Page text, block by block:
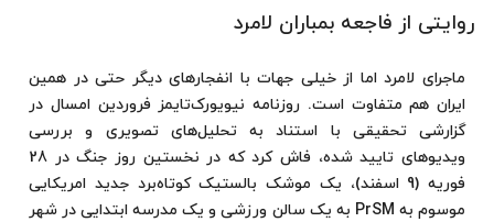
روایتی از فاجعه بمباران لامرد
ماجرای لامرد اما از خیلی جهات با انفجارهای دیگر حتی در همین
ایران هم متفاوت است. روزنامه نیویورک‌تایمز فروردین امسال در
گزارشی تحقیقی با استناد به تحلیل‌های تصویری و بررسی
ویدیوهای تایید شده، فاش کرد که در نخستین روز جنگ در 28
فوریه (9 اسفند)، یک موشک بالستیک کوتاه‌برد جدید امریکایی
موسوم به PrSM به یک سالن ورزشی و یک مدرسه ابتدایی در شهر